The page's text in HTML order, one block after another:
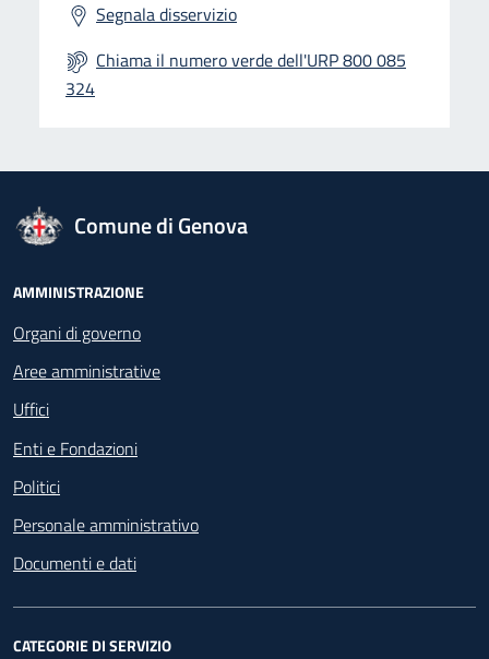
Segnala disservizio
Chiama il numero verde dell'URP 800 085
324
logo Unione Europea
Comune di Genova
Footer - Navigazione
AMMINISTRAZIONE
Organi di governo
Aree amministrative
Uffici
Enti e Fondazioni
Politici
Personale amministrativo
Documenti e dati
CATEGORIE DI SERVIZIO